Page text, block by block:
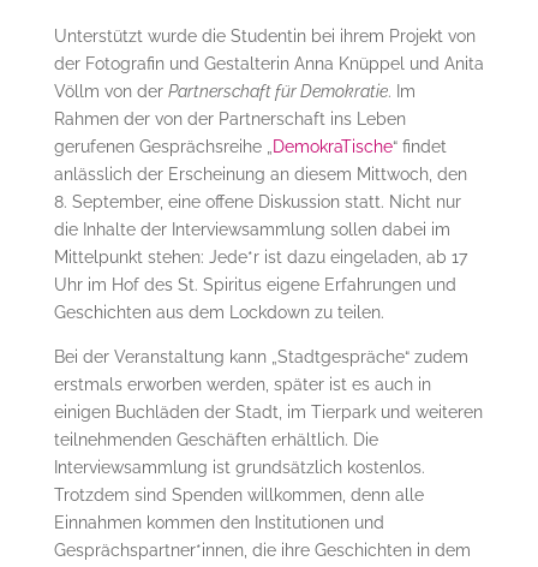
Unterstützt wurde die Studentin bei ihrem Projekt von
der Fotografin und Gestalterin Anna Knüppel und Anita
Völlm von der Partnerschaft für Demokratie. Im
Rahmen der von der Partnerschaft ins Leben
gerufenen Gesprächsreihe „DemokraTische“ findet
anlässlich der Erscheinung an diesem Mittwoch, den
8. September, eine offene Diskussion statt. Nicht nur
die Inhalte der Interviewsammlung sollen dabei im
Mittelpunkt stehen: Jede*r ist dazu eingeladen, ab 17
Uhr im Hof des St. Spiritus eigene Erfahrungen und
Geschichten aus dem Lockdown zu teilen.
Bei der Veranstaltung kann „Stadtgespräche“ zudem
erstmals erworben werden, später ist es auch in
einigen Buchläden der Stadt, im Tierpark und weiteren
teilnehmenden Geschäften erhältlich. Die
Interviewsammlung ist grundsätzlich kostenlos.
Trotzdem sind Spenden willkommen, denn alle
Einnahmen kommen den Institutionen und
Gesprächspartner*innen, die ihre Geschichten in dem